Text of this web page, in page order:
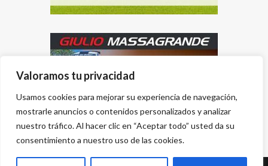
Valoramos tu privacidad
Usamos cookies para mejorar su experiencia de navegación,
mostrarle anuncios o contenidos personalizados y analizar
nuestro tráfico. Al hacer clic en “Aceptar todo” usted da su
consentimiento a nuestro uso de las cookies.